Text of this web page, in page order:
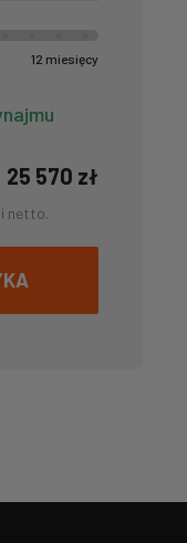
12 miesięcy
25 570 zł
netto.